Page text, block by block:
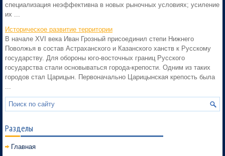
специализация неэффективна в новых рыночных условиях; усиление
их ...
Историческое развитие территории
В начале XVI века Иван Грозный присоединил степи Нижнего
Поволжья в состав Астраханского и Казанского ханств к Русскому
государству. Для обороны юго-восточных границ Русского
государства стали основываться города-крепости. Одним из таких
городов стал Царицын. Первоначально Царицынская крепость была
...
Разделы
Главная